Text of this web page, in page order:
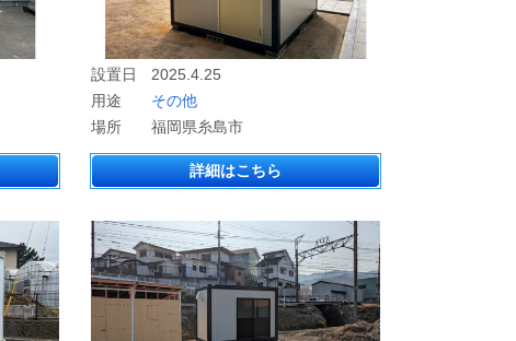
設置日
2025.4.25
用途
その他
場所
福岡県糸島市
詳細はこちら